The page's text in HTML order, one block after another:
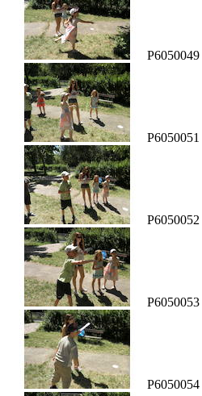
P6050049
P6050051
P6050052
P6050053
P6050054